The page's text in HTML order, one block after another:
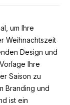
um Ihre
Weihnachtszeit
Design und
Ihre
Saison zu
Branding und
ist ein